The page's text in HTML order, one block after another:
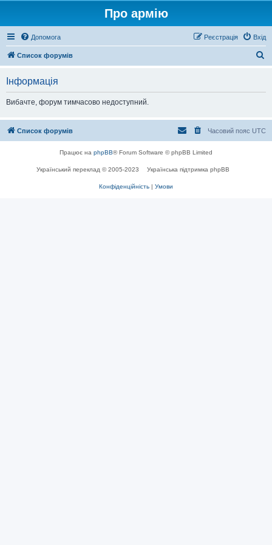
Про армію
Допомога Вхід
Реєстрація
Список форумів
Інформація
Вибачте, форум тимчасово недоступний.
Список форумів Часовий пояс UTC
Працює на phpBB® Forum Software © phpBB Limited
Український переклад © 2005-2023 Українська підтримка phpBB
Конфіденційність | Умови